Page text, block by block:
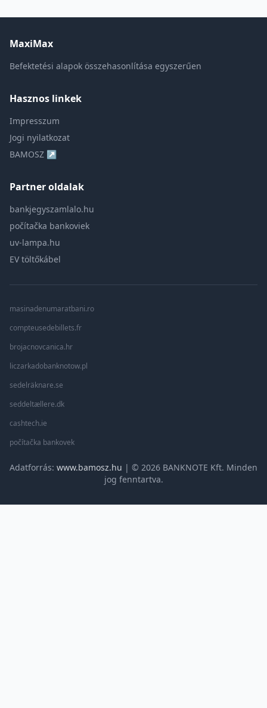
MaxiMax
Befektetési alapok összehasonlítása egyszerűen
Hasznos linkek
Impresszum
Jogi nyilatkozat
BAMOSZ ↗
Partner oldalak
bankjegyszamlalo.hu
počítačka bankoviek
uv-lampa.hu
EV töltőkábel
masinadenumaratbani.ro
compteusedebillets.fr
brojacnovcanica.hr
liczarkadobanknotow.pl
sedelräknare.se
seddeltællere.dk
cashtech.ie
počítačka bankovek
Adatforrás: www.bamosz.hu | © 2026 BANKNOTE Kft. Minden
jog fenntartva.